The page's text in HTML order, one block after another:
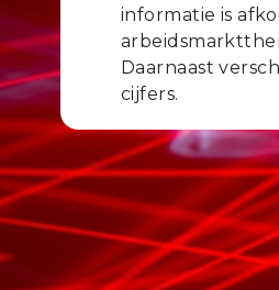
informatie is
Daarnaast
cijfers.